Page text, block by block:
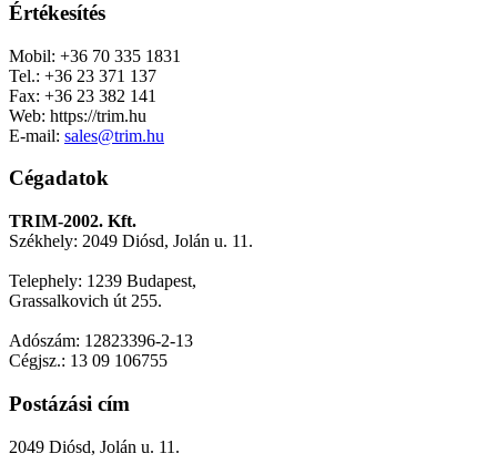
Értékesítés
Mobil: +36 70 335 1831
Tel.: +36 23 371 137
Fax: +36 23 382 141
Web: https://trim.hu
E-mail: sales@trim.hu
Cégadatok
TRIM-2002. Kft.
Székhely: 2049 Diósd, Jolán u. 11.
Telephely: 1239 Budapest,
Grassalkovich út 255.
Adószám: 12823396-2-13
Cégjsz.: 13 09 106755
Postázási cím
2049 Diósd, Jolán u. 11.